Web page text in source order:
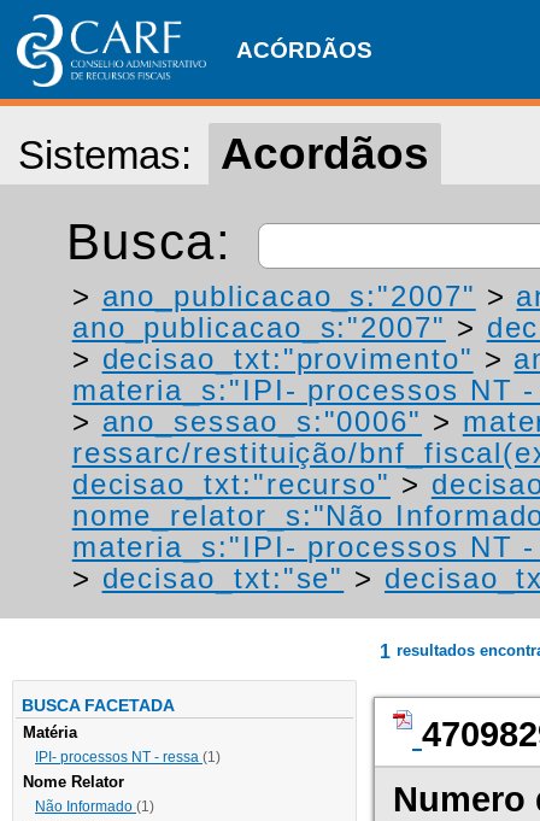
ACÓRDÃOS
Sistemas: Acordãos
Busca:
> ano_publicacao_s:"2007" >
ano_publicacao_s:"2007" >
> decisao_txt:"provimento" >
materia_s:"IPI- processos NT
> ano_sessao_s:"0006" >
ressarc/restituição/
decisao_txt:"recurso" >
nome_relator_s:"Não
materia_s:"IPI- processos NT
> decisao_txt:"se" >
BUSCA FACETADA
Matéria
IPI- processos NT - ressa (1)
Nome Relator
Não Informado (1)
1 resultados
Numero